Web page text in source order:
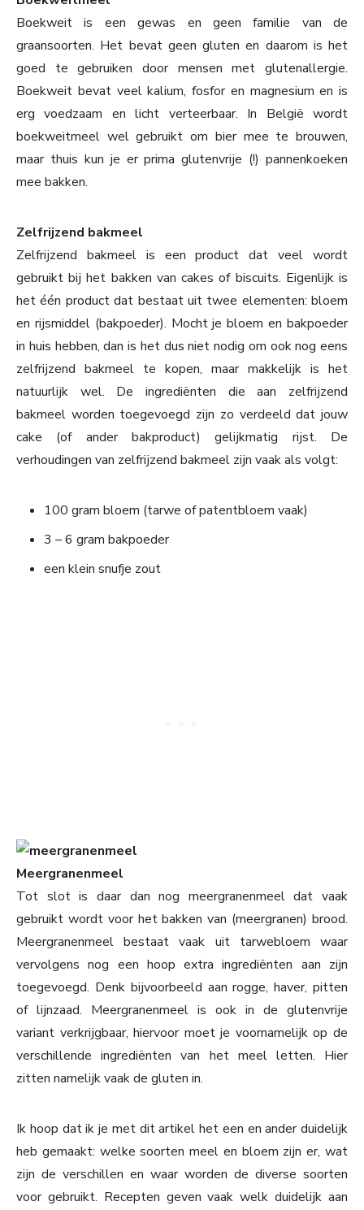
Boekweit is een gewas en geen familie van de
graansoorten. Het bevat geen gluten en daarom is het
goed te gebruiken door mensen met glutenallergie.
Boekweit bevat veel kalium, fosfor en magnesium en is
erg voedzaam en licht verteerbaar. In België wordt
boekweitmeel wel gebruikt om bier mee te brouwen,
maar thuis kun je er prima glutenvrije (!) pannenkoeken
mee bakken.
Zelfrijzend bakmeel
Zelfrijzend bakmeel is een product dat veel wordt
gebruikt bij het bakken van cakes of biscuits. Eigenlijk is
het één product dat bestaat uit twee elementen: bloem
en rijsmiddel (bakpoeder). Mocht je bloem en bakpoeder
in huis hebben, dan is het dus niet nodig om ook nog eens
zelfrijzend bakmeel te kopen, maar makkelijk is het
natuurlijk wel. De ingrediënten die aan zelfrijzend
bakmeel worden toegevoegd zijn zo verdeeld dat jouw
cake (of ander bakproduct) gelijkmatig rijst. De
verhoudingen van zelfrijzend bakmeel zijn vaak als volgt:
100 gram bloem (tarwe of patentbloem vaak)
3 – 6 gram bakpoeder
een klein snufje zout
Meergranenmeel
Tot slot is daar dan nog meergranenmeel dat vaak
gebruikt wordt voor het bakken van (meergranen) brood.
Meergranenmeel bestaat vaak uit tarwebloem waar
vervolgens nog een hoop extra ingrediënten aan zijn
toegevoegd. Denk bijvoorbeeld aan rogge, haver, pitten
of lijnzaad. Meergranenmeel is ook in de glutenvrije
variant verkrijgbaar, hiervoor moet je voornamelijk op de
verschillende ingrediënten van het meel letten. Hier
zitten namelijk vaak de gluten in.
Ik hoop dat ik je met dit artikel het een en ander duidelijk
heb gemaakt: welke soorten meel en bloem zijn er, wat
zijn de verschillen en waar worden de diverse soorten
voor gebruikt. Recepten geven vaak welk duidelijk aan